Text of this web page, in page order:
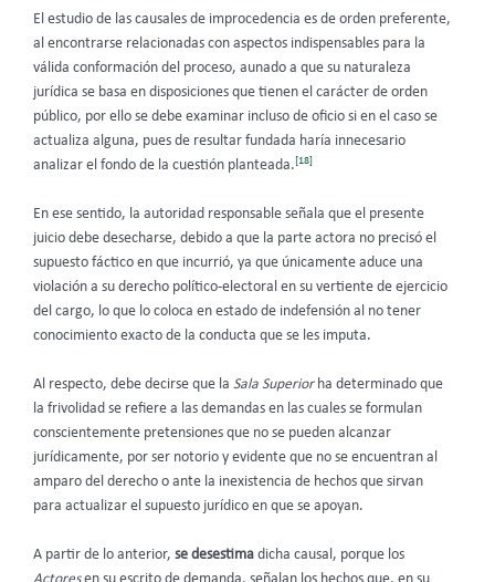
El estudio de las causales de improcedencia es de orden preferente,
al encontrarse relacionadas con aspectos indispensables para la
válida conformación del proceso, aunado a que su naturaleza
jurídica se basa en disposiciones que tienen el carácter de orden
público, por ello se debe examinar incluso de oficio si en el caso se
actualiza alguna, pues de resultar fundada haría innecesario
analizar el fondo de la cuestión planteada.[18]
En ese sentido, la autoridad responsable señala que el presente
juicio debe desecharse, debido a que la parte actora no precisó el
supuesto fáctico en que incurrió, ya que únicamente aduce una
violación a su derecho político-electoral en su vertiente de ejercicio
del cargo, lo que lo coloca en estado de indefensión al no tener
conocimiento exacto de la conducta que se les imputa.
Al respecto, debe decirse que la Sala Superiorha determinado que
la frivolidad se refiere a las demandas en las cuales se formulan
conscientemente pretensiones que no se pueden alcanzar
jurídicamente, por ser notorio y evidente que no se encuentran al
amparo del derecho o ante la inexistencia de hechos que sirvan
para actualizar el supuesto jurídico en que se apoyan.
A partir de lo anterior, se desestima dicha causal, porque los
Actoresen su escrito de demanda, señalan los hechos que, en su